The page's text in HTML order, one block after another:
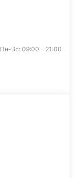
Пн-Вс: 09:00 - 21:00